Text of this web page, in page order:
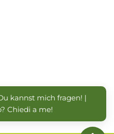
kannst mich fragen! |
Chiedi a me!